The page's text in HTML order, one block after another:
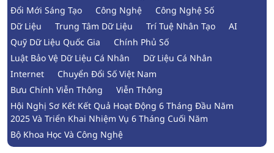
Đổi Mới Sáng Tạo
Công Nghệ
Công Nghệ Số
Dữ Liệu
Trung Tâm Dữ Liệu Trí Tuệ Nhân Tạo
AI
Quỹ Dữ Liệu Quốc Gia
Chính Phủ Số
Luật Bảo Vệ Dữ Liệu Cá Nhân
Dữ Liệu Cá Nhân
Internet
Chuyển Đổi Số Việt Nam
Bưu Chính Viễn Thông
Viễn Thông
Hội Nghị Sơ Kết Kết Quả Hoạt Động 6 Tháng Đầu Năm
2025 Và Triển Khai Nhiệm Vụ 6 Tháng Cuối Năm
Bộ Khoa Học Và Công Nghệ